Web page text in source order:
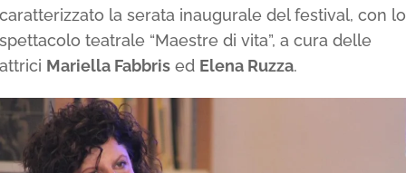
caratterizzato la serata inaugurale del festival, con lo
spettacolo teatrale “Maestre di vita”, a cura delle
attrici Mariella Fabbris ed Elena Ruzza.